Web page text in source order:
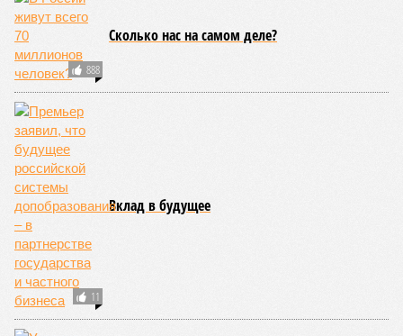
888
Сколько нас на самом деле?
11
Вклад в будущее